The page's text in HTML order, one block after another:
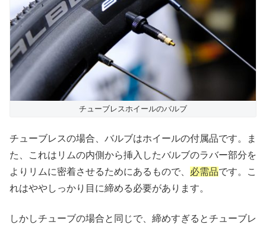
チューブレスホイールのバルブ
チューブレスの場合、バルブはホイールの付属品です。ま
た、これはリムの内側から挿入したバルブのラバー部分を
よりリムに密着させるためにあるもので、 必需品です。こ
れはややしっかり目に締める必要があります。
しかしチューブの場合と同じで、締めすぎるとチューブレ